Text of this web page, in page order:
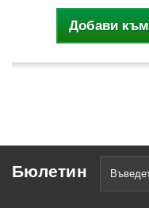
Добави към
Бюлетин